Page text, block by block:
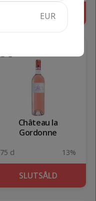
SLUTSÅLD
Château la
Gordonne
75 cl 13%
SLUTSÅLD
EUR